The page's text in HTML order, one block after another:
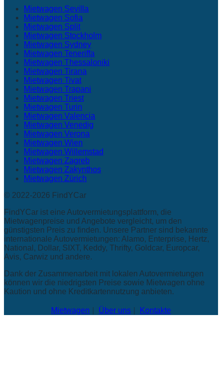
Mietwagen Sevilla
Mietwagen Sofia
Mietwagen Split
Mietwagen Stockholm
Mietwagen Sydney
Mietwagen Teneriffa
Mietwagen Thessaloniki
Mietwagen Tirana
Mietwagen Tivat
Mietwagen Trapani
Mietwagen Triest
Mietwagen Turin
Mietwagen Valencia
Mietwagen Venedig
Mietwagen Verona
Mietwagen Wien
Mietwagen Willemstad
Mietwagen Zagreb
Mietwagen Zakynthos
Mietwagen Zürich
© 2022-2026 FindYCar
FindYCar ist eine Autovermietungsplattform, die
Mietwagenpreise und Angebote vergleicht, um den
günstigsten Preis zu finden. Unsere Partner sind bekannte
internationale Autovermietungen: Alamo, Enterprise, Hertz,
National, Dollar, SIXT, Keddy, Thrifty, Goldcar, Europcar,
Avis, Carwiz und andere.
Dank der Zusammenarbeit mit lokalen Autovermietungen
können wir die niedrigsten Preise sowie Mietwagen ohne
Kaution und ohne Kreditkartennutzung anbieten.
Mietwagen Über uns Kontakte